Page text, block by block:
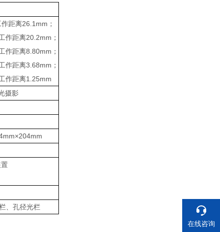
距离26.1mm；
作距离20.2mm；
作距离8.80mm；
作距离3.68mm；
作距离1.25mm
摄影
、孔径光栏
在线咨询